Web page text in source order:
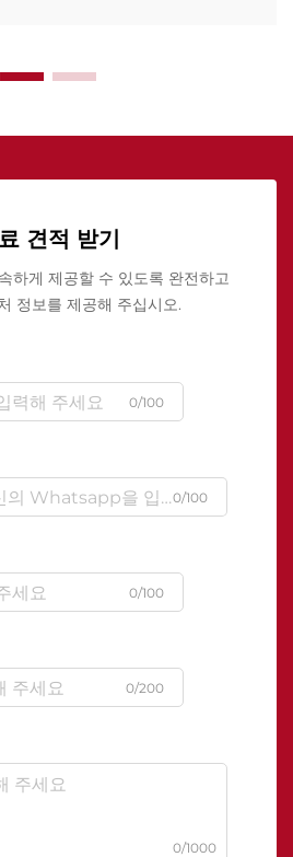
견적 받기
하게 제공할 수 있도록 완전하고
정보를 제공해 주십시오.
0/100
0/100
0/100
0/200
0/1000